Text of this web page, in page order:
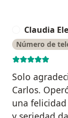
Claudia
Número de
Solo
Carlos.
una